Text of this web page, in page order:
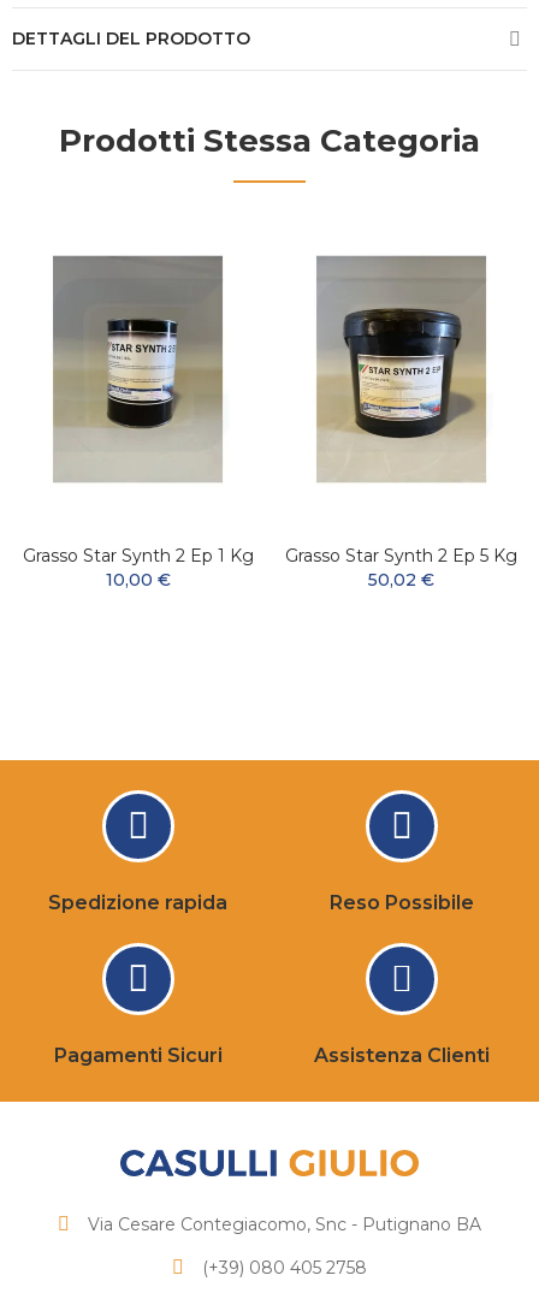
DETTAGLI DEL PRODOTTO
Prodotti Stessa Categoria
Grasso Star Synth 2 Ep 1 Kg
10,00 €
Grasso Star Synth 2 Ep 5 Kg
50,02 €
Spedizione rapida Reso Possibile
Pagamenti Sicuri Assistenza Clienti
Via Cesare Contegiacomo, Snc - Putignano BA
(+39) 080 405 2758